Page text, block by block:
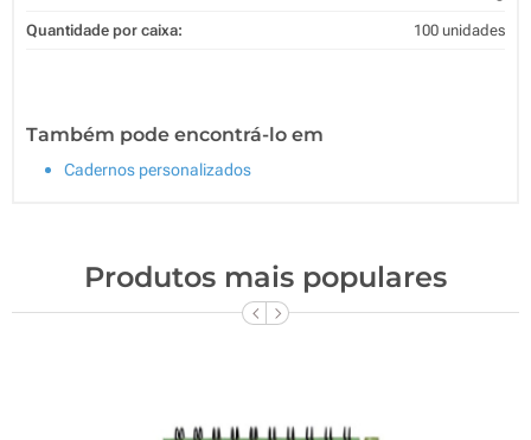
Quantidade por caixa: 100 unidades
Também pode encontrá-lo em
Cadernos personalizados
Produtos mais populares